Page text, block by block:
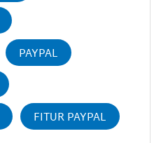
PAYPAL
FITUR PAYPAL